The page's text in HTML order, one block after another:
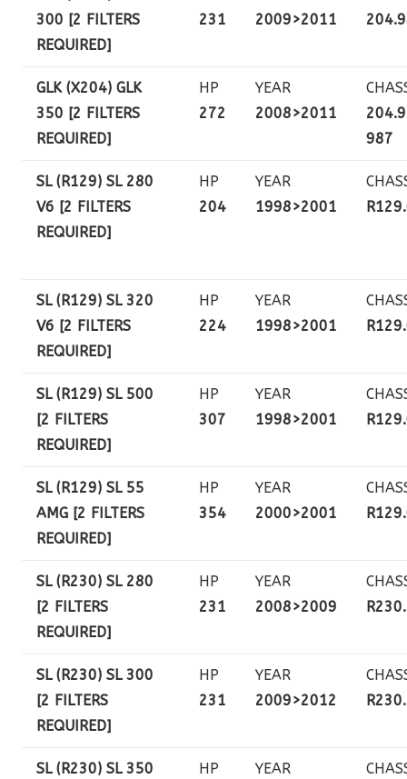
300 [2 FILTERS
REQUIRED]
231
2009>2011
GLK (X204) GLK
350 [2 FILTERS
REQUIRED]
HP
272
YEAR
2008>2011
987
SL (R129) SL 280
V6 [2 FILTERS
REQUIRED]
HP
204
YEAR
1998>2001
SL (R129) SL 320
V6 [2 FILTERS
REQUIRED]
HP
224
YEAR
1998>2001
SL (R129) SL 500
[2 FILTERS
REQUIRED]
HP
307
YEAR
1998>2001
SL (R129) SL 55
AMG [2 FILTERS
REQUIRED]
HP
354
YEAR
2000>2001
SL (R230) SL 280
[2 FILTERS
REQUIRED]
HP
231
YEAR
2008>2009
SL (R230) SL 300
[2 FILTERS
REQUIRED]
HP
231
YEAR
2009>2012
SL (R230) SL 350
HP
YEAR